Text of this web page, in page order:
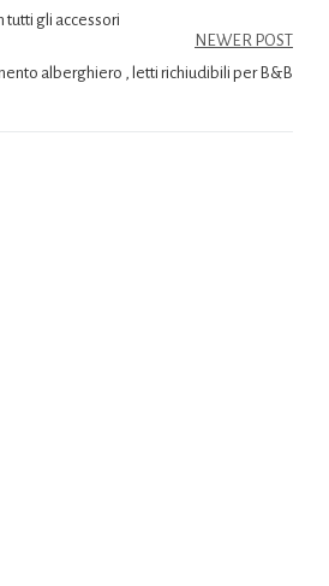
tutti gli accessori
NEWER POST
alberghiero , letti richiudibili per B&B